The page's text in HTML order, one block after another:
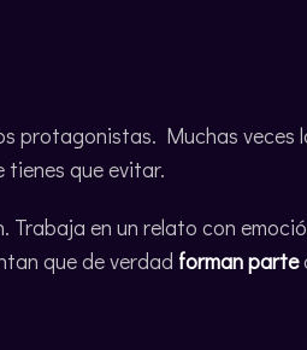
protagonistas. Muchas veces
tienes que evitar.
en un relato con
que de verdad forman parte